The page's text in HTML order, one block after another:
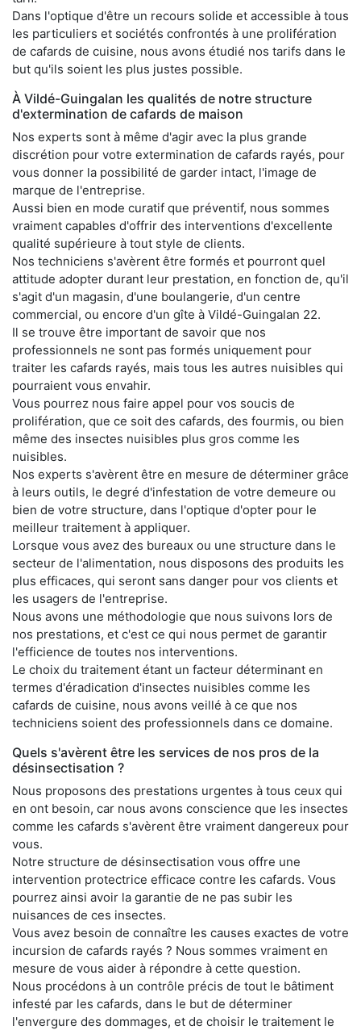
Dans l'optique d'être un recours solide et accessible à tous
les particuliers et sociétés confrontés à une prolifération
de cafards de cuisine, nous avons étudié nos tarifs dans le
but qu'ils soient les plus justes possible.
À Vildé-Guingalan les qualités de notre structure
d'extermination de cafards de maison
Nos experts sont à même d'agir avec la plus grande
discrétion pour votre extermination de cafards rayés, pour
vous donner la possibilité de garder intact, l'image de
marque de l'entreprise.
Aussi bien en mode curatif que préventif, nous sommes
vraiment capables d'offrir des interventions d'excellente
qualité supérieure à tout style de clients.
Nos techniciens s'avèrent être formés et pourront quel
attitude adopter durant leur prestation, en fonction de, qu'il
s'agit d'un magasin, d'une boulangerie, d'un centre
commercial, ou encore d'un gîte à Vildé-Guingalan 22.
Il se trouve être important de savoir que nos
professionnels ne sont pas formés uniquement pour
traiter les cafards rayés, mais tous les autres nuisibles qui
pourraient vous envahir.
Vous pourrez nous faire appel pour vos soucis de
prolifération, que ce soit des cafards, des fourmis, ou bien
même des insectes nuisibles plus gros comme les
nuisibles.
Nos experts s'avèrent être en mesure de déterminer grâce
à leurs outils, le degré d'infestation de votre demeure ou
bien de votre structure, dans l'optique d'opter pour le
meilleur traitement à appliquer.
Lorsque vous avez des bureaux ou une structure dans le
secteur de l'alimentation, nous disposons des produits les
plus efficaces, qui seront sans danger pour vos clients et
les usagers de l'entreprise.
Nous avons une méthodologie que nous suivons lors de
nos prestations, et c'est ce qui nous permet de garantir
l'efficience de toutes nos interventions.
Le choix du traitement étant un facteur déterminant en
termes d'éradication d'insectes nuisibles comme les
cafards de cuisine, nous avons veillé à ce que nos
techniciens soient des professionnels dans ce domaine.
Quels s'avèrent être les services de nos pros de la
désinsectisation ?
Nous proposons des prestations urgentes à tous ceux qui
en ont besoin, car nous avons conscience que les insectes
comme les cafards s'avèrent être vraiment dangereux pour
vous.
Notre structure de désinsectisation vous offre une
intervention protectrice efficace contre les cafards. Vous
pourrez ainsi avoir la garantie de ne pas subir les
nuisances de ces insectes.
Vous avez besoin de connaître les causes exactes de votre
incursion de cafards rayés ? Nous sommes vraiment en
mesure de vous aider à répondre à cette question.
Nous procédons à un contrôle précis de tout le bâtiment
infesté par les cafards, dans le but de déterminer
l'envergure des dommages, et de choisir le traitement le